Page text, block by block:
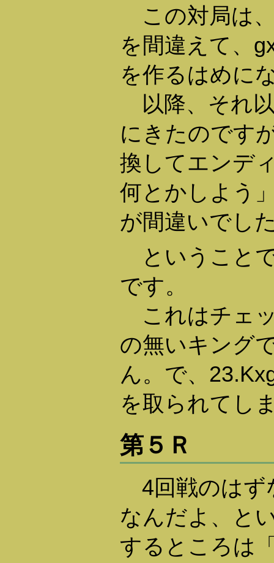
この対局は
を間違えて、
を作るはめに
以降、それ
にきたのです
換してエンデ
何とかしよう
が間違いでし
ということ
です。
これはチェ
の無いキング
ん。で、
を取られてし
第５Ｒ
4回戦のはず
なんだよ、と
するところは